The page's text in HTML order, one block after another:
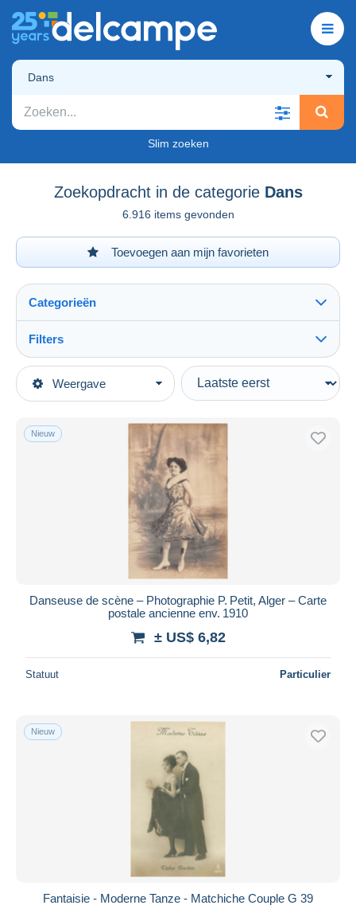
Dans
Slim zoeken
Zoekopdracht in de categorie Dans
6.916 items gevonden
Toevoegen aan mijn favorieten
Weergave
Categorieën
Topcategorieën
Thema's
Filters
Type verkopen
Actief
Veiling met biedingen
Veilingen zonder biedingen
Veilinghuizen
Eindigt binnen
Prijs
Gratis levering
Bancontact
Nieuw
Danseuse de scène – Photographie P. Petit, Alger – Carte
postale ancienne env. 1910
± US$ 6,82
Statuut Particulier
Nieuw
Fantaisie - Moderne Tanze - Matchiche Couple G 39